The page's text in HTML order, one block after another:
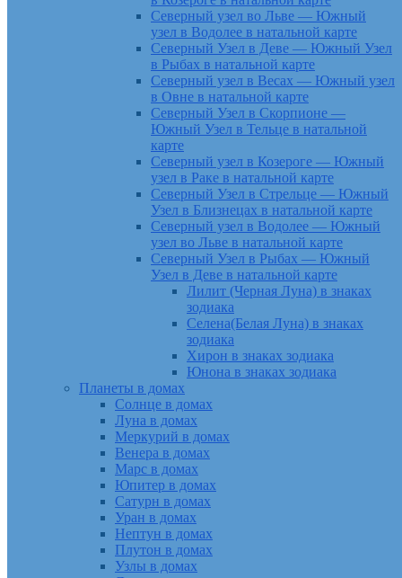
Северный узел во Льве — Южный
узел в Водолее в натальной карте
Северный Узел в Деве — Южный Узел
в Рыбах в натальной карте
Северный узел в Весах — Южный узел
в Овне в натальной карте
Северный Узел в Скорпионе —
Южный Узел в Тельце в натальной
карте
Северный узел в Козероге — Южный
узел в Раке в натальной карте
Северный Узел в Стрельце — Южный
Узел в Близнецах в натальной карте
Северный узел в Водолее — Южный
узел во Льве в натальной карте
Северный Узел в Рыбах — Южный
Узел в Деве в натальной карте
Лилит (Черная Луна) в знаках
зодиака
Селена(Белая Луна) в знаках
зодиака
Хирон в знаках зодиака
Юнона в знаках зодиака
Планеты в домах
Солнце в домах
Луна в домах
Меркурий в домах
Венера в домах
Марс в домах
Юпитер в домах
Сатурн в домах
Уран в домах
Нептун в домах
Плутон в домах
Узлы в домах